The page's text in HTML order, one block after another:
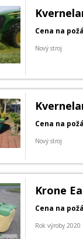
Cena na
Nový stroj
Cena na
Nový stroj
Krone
Cena na
Rok výroby 2020